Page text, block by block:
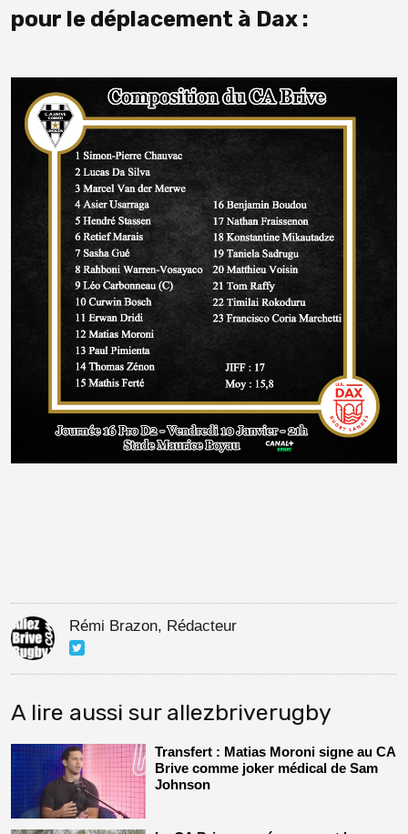
pour le déplacement à Dax :
Rémi Brazon, Rédacteur
A lire aussi sur allezbriverugby
Transfert : Matias Moroni signe au CA
Brive comme joker médical de Sam
Johnson